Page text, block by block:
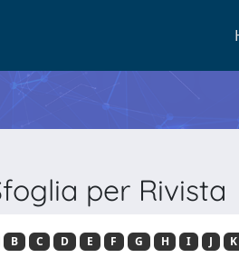
per Rivista
B C D E F G H I J K